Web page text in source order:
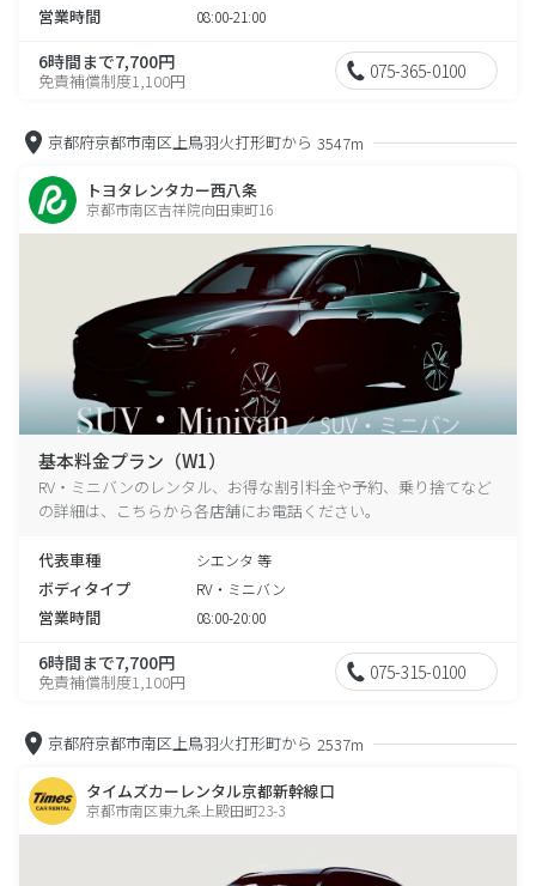
営業時間 08:00-21:00
6時間まで7,700円
免責補償制度1,100円 075-365-0100
京都府京都市南区上鳥羽火打形町から 3547m
トヨタレンタカー西八条
京都市南区吉祥院向田東町16
基本料金プラン（W1）
RV・ミニバンのレンタル、お得な割引料金や予約、乗り捨てなど
の詳細は、こちらから各店舗にお電話ください。
代表車種 シエンタ 等
ボディタイプ RV・ミニバン
営業時間 08:00-20:00
6時間まで7,700円
免責補償制度1,100円 075-315-0100
京都府京都市南区上鳥羽火打形町から 2537m
タイムズカーレンタル京都新幹線口
京都市南区東九条上殿田町23-3